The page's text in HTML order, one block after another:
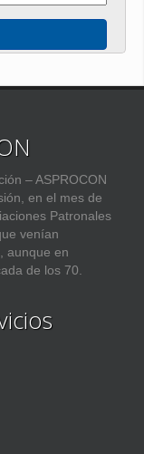
– ASPROCON
en el mes de
Patronales
venían
aunque en
de los 70.